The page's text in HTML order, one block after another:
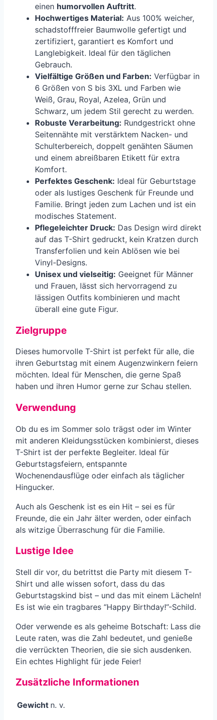
einen humorvollen Auftritt.
Hochwertiges Material: Aus 100% weicher,
schadstofffreier Baumwolle gefertigt und
zertifiziert, garantiert es Komfort und
Langlebigkeit. Ideal für den täglichen
Gebrauch.
Vielfältige Größen und Farben: Verfügbar in
6 Größen von S bis 3XL und Farben wie
Weiß, Grau, Royal, Azelea, Grün und
Schwarz, um jedem Stil gerecht zu werden.
Robuste Verarbeitung: Rundgestrickt ohne
Seitennähte mit verstärktem Nacken- und
Schulterbereich, doppelt genähten Säumen
und einem abreißbaren Etikett für extra
Komfort.
Perfektes Geschenk: Ideal für Geburtstage
oder als lustiges Geschenk für Freunde und
Familie. Bringt jeden zum Lachen und ist ein
modisches Statement.
Pflegeleichter Druck: Das Design wird direkt
auf das T-Shirt gedruckt, kein Kratzen durch
Transferfolien und kein Ablösen wie bei
Vinyl-Designs.
Unisex und vielseitig: Geeignet für Männer
und Frauen, lässt sich hervorragend zu
lässigen Outfits kombinieren und macht
überall eine gute Figur.
Zielgruppe
Dieses humorvolle T-Shirt ist perfekt für alle, die
ihren Geburtstag mit einem Augenzwinkern feiern
möchten. Ideal für Menschen, die gerne Spaß
haben und ihren Humor gerne zur Schau stellen.
Verwendung
Ob du es im Sommer solo trägst oder im Winter
mit anderen Kleidungsstücken kombinierst, dieses
T-Shirt ist der perfekte Begleiter. Ideal für
Geburtstagsfeiern, entspannte
Wochenendausflüge oder einfach als täglicher
Hingucker.
Auch als Geschenk ist es ein Hit – sei es für
Freunde, die ein Jahr älter werden, oder einfach
als witzige Überraschung für die Familie.
Lustige Idee
Stell dir vor, du betrittst die Party mit diesem T-
Shirt und alle wissen sofort, dass du das
Geburtstagskind bist – und das mit einem Lächeln!
Es ist wie ein tragbares “Happy Birthday!”-Schild.
Oder verwende es als geheime Botschaft: Lass die
Leute raten, was die Zahl bedeutet, und genieße
die verrückten Theorien, die sie sich ausdenken.
Ein echtes Highlight für jede Feier!
Zusätzliche Informationen
Gewicht n. v.